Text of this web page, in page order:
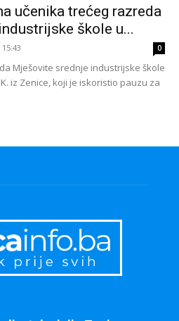
učenika trećeg razreda
škole u...
0
Mješovite srednje industrijske škole
iz Zenice, koji je iskoristio pauzu za